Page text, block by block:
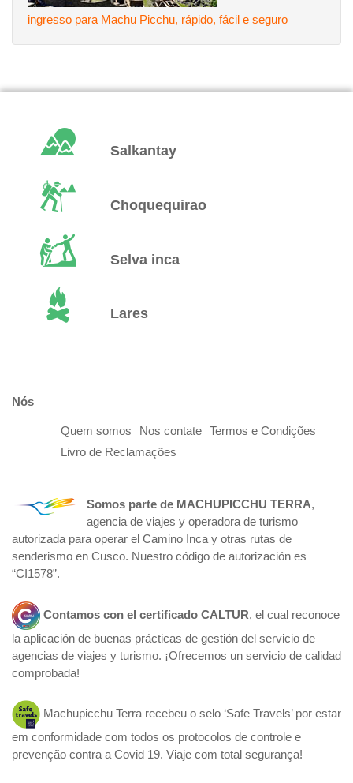
ingresso para Machu Picchu, rápido, fácil e seguro
Salkantay
Choquequirao
Selva inca
Lares
Nós
Quem somos Nos contate
Termos e Condições
Livro de Reclamações
Somos parte de MACHUPICCHU TERRA,
agencia de viajes y operadora de turismo
autorizada para operar el Camino Inca y otras rutas de
senderismo en Cusco. Nuestro código de autorización es
“CI1578”.
Contamos con el certificado CALTUR, el cual reconoce
la aplicación de buenas prácticas de gestión del servicio de
agencias de viajes y turismo. ¡Ofrecemos un servicio de calidad
comprobada!
Machupicchu Terra recebeu o selo ‘Safe Travels’ por estar
em conformidade com todos os protocolos de controle e
prevenção contra a Covid 19. Viaje com total segurança!